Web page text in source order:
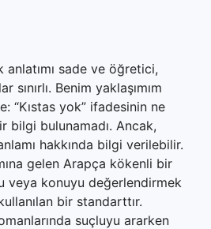
anlatımı sade ve öğretici,
sınırlı. Benim yaklaşımım
“Kıstas yok” ifadesinin ne
bilgi bulunamadı. Ancak,
hakkında bilgi verilebilir.
gelen Arapça kökenli bir
veya konuyu değerlendirmek
bir standarttır.
suçluyu ararken